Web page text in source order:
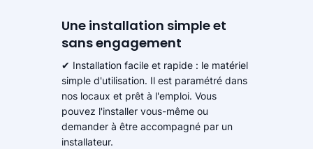
Une installation simple et
sans engagement
✔ Installation facile et rapide : le matériel
simple d'utilisation. Il est paramétré dans
nos locaux et prêt à l'emploi. Vous
pouvez l'installer vous-même ou
demander à être accompagné par un
installateur.